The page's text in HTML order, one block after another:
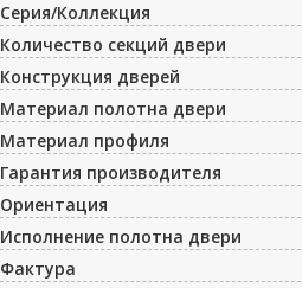
Серия/Коллекция
Количество секций двери
Конструкция дверей
Материал полотна двери
Материал профиля
Гарантия производителя
Ориентация
Исполнение полотна двери
Фактура